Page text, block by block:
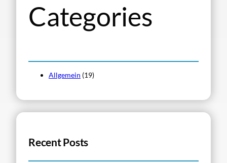
Categories
Allgemein (19)
Recent Posts